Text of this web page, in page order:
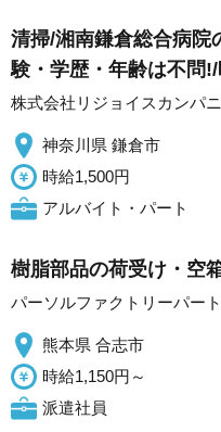
清掃/湘南鎌倉総合病院
験・学歴・年齢は不問!/
株式会社リジョイスカンパ
神奈川県 鎌倉市
時給1,500円
アルバイト・パート
樹脂部品の荷受け・空
パーソルファクトリーパー
熊本県 合志市
時給1,150円～
派遣社員